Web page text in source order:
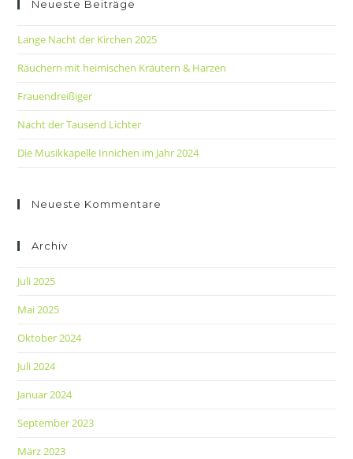
Neueste Beiträge
Lange Nacht der Kirchen 2025
Räuchern mit heimischen Kräutern & Harzen
Frauendreißiger
Nacht der Tausend Lichter
Die Musikkapelle Innichen im Jahr 2024
Neueste Kommentare
Archiv
Juli 2025
Mai 2025
Oktober 2024
Juli 2024
Januar 2024
September 2023
März 2023